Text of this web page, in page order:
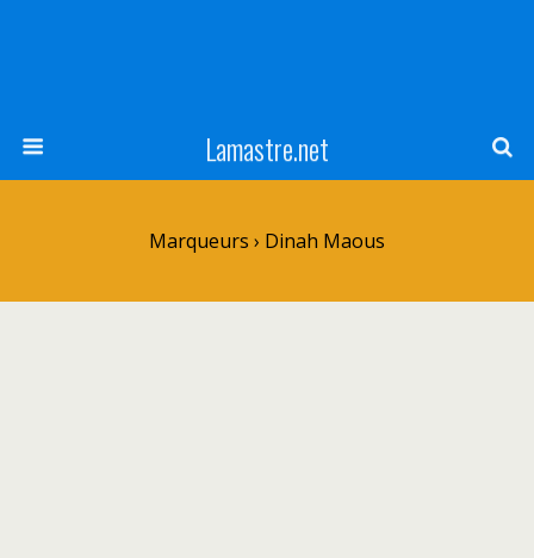
Lamastre.net
Marqueurs › Dinah Maous